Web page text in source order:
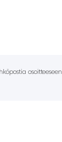
osoitteeseen